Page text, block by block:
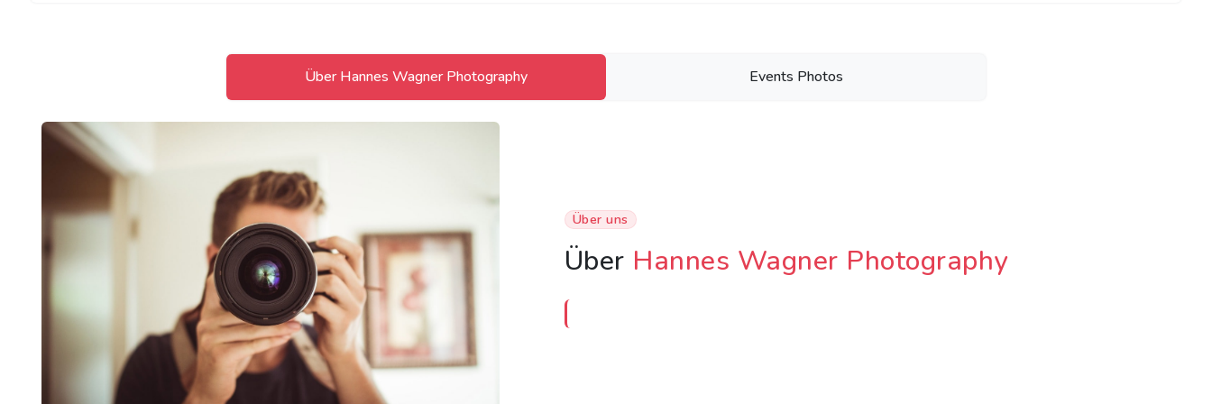
Über Hannes Wagner Photography Events Photos
Über uns
Über Hannes Wagner Photography